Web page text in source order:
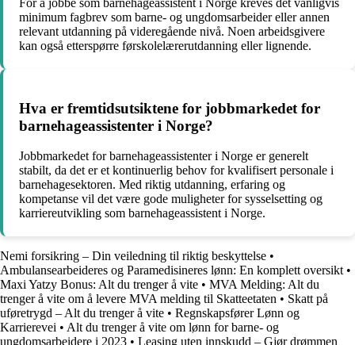
For å jobbe som barnehageassistent i Norge kreves det vanligvis
minimum fagbrev som barne- og ungdomsarbeider eller annen
relevant utdanning på videregående nivå. Noen arbeidsgivere
kan også etterspørre førskolelærerutdanning eller lignende.
Hva er fremtidsutsiktene for jobbmarkedet for
barnehageassistenter i Norge?
Jobbmarkedet for barnehageassistenter i Norge er generelt
stabilt, da det er et kontinuerlig behov for kvalifisert personale i
barnehagesektoren. Med riktig utdanning, erfaring og
kompetanse vil det være gode muligheter for sysselsetting og
karriereutvikling som barnehageassistent i Norge.
Nemi forsikring – Din veiledning til riktig beskyttelse •
Ambulansearbeideres og Paramedisineres lønn: En komplett oversikt •
Maxi Yatzy Bonus: Alt du trenger å vite • MVA Melding: Alt du
trenger å vite om å levere MVA melding til Skatteetaten • Skatt på
uføretrygd – Alt du trenger å vite • Regnskapsfører Lønn og
Karrierevei • Alt du trenger å vite om lønn for barne- og
ungdomsarbeidere i 2023 • Leasing uten innskudd – Gjør drømmen